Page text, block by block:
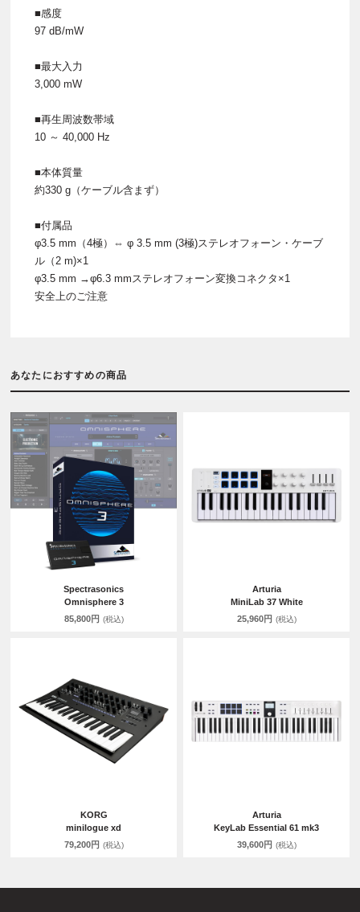
■感度
97 dB/mW
■最大入力
3,000 mW
■再生周波数帯域
10 ～ 40,000 Hz
■本体質量
約330 g（ケーブル含まず）
■付属品
φ3.5 mm（4極）⇔ φ 3.5 mm (3極)ステレオフォーン・ケーブ
ル（2 m)×1
φ3.5 mm →φ6.3 mmステレオフォーン変換コネクタ×1
安全上のご注意
あなたにおすすめの商品
Spectrasonics
Omnisphere 3
85,800円 (税込)
Arturia
MiniLab 37 White
25,960円 (税込)
KORG
minilogue xd
79,200円 (税込)
Arturia
KeyLab Essential 61 mk3
39,600円 (税込)